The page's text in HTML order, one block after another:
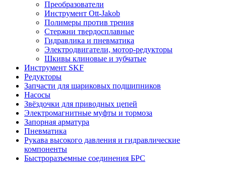
Преобразователи
Инструмент Ott-Jakob
Полимеры против трения
Стержни твердосплавные
Гидравлика и пневматика
Электродвигатели, мотор-редукторы
Шкивы клиновые и зубчатые
Инструмент SKF
Редукторы
Запчасти для шариковых подшипников
Насосы
Звёздочки для приводных цепей
Электромагнитные муфты и тормоза
Запорная арматура
Пневматика
Рукава высокого давления и гидравлические
компоненты
Быстроразъемные соединения БРС